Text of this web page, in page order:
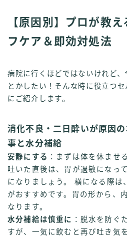
【原因別】プロが教
フケア＆即効対処法
病院に行くほどではないけれど
とかしたい！そんな時に役立つ
にご紹介します。
消化不良・二日酔いが原因
事と水分補給
安静にする ：まずは体を休ませ
吐いた直後は、胃が過敏になっ
になりましょう。 横になる際は
がおすすめです。胃の形から、
なります。
水分補給は慎重に
：脱水を防ぐ
すが、一気に飲むと再び吐き気